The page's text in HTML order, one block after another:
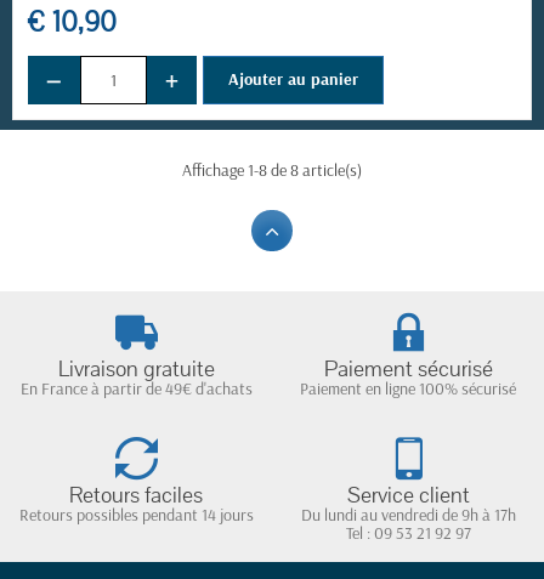
€ 10,90
− + Ajouter au panier
Affichage 1-8 de 8 article(s)
Livraison gratuite
En France à partir de 49€ d'achats
Paiement sécurisé
Paiement en ligne 100% sécurisé
Retours faciles
Retours possibles pendant 14 jours
Service client
Du lundi au vendredi de 9h à 17h
Tel : 09 53 21 92 97